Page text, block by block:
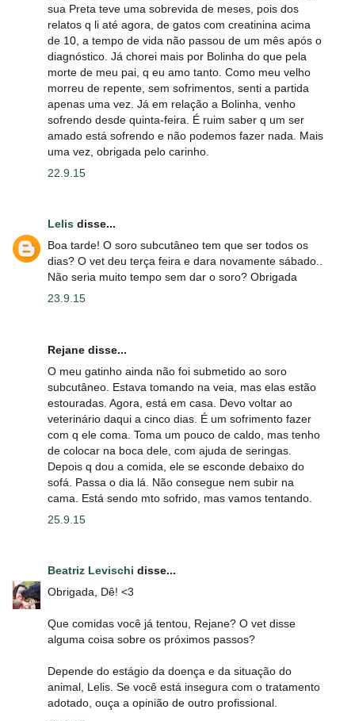
sua Preta teve uma sobrevida de meses, pois dos
relatos q li até agora, de gatos com creatinina acima
de 10, a tempo de vida não passou de um mês após o
diagnóstico. Já chorei mais por Bolinha do que pela
morte de meu pai, q eu amo tanto. Como meu velho
morreu de repente, sem sofrimentos, senti a partida
apenas uma vez. Já em relação a Bolinha, venho
sofrendo desde quinta-feira. É ruim saber q um ser
amado está sofrendo e não podemos fazer nada. Mais
uma vez, obrigada pelo carinho.
22.9.15
Lelis disse...
Boa tarde! O soro subcutâneo tem que ser todos os
dias? O vet deu terça feira e dara novamente sábado..
Não seria muito tempo sem dar o soro? Obrigada
23.9.15
Rejane disse...
O meu gatinho ainda não foi submetido ao soro
subcutâneo. Estava tomando na veia, mas elas estão
estouradas. Agora, está em casa. Devo voltar ao
veterinário daqui a cinco dias. É um sofrimento fazer
com q ele coma. Toma um pouco de caldo, mas tenho
de colocar na boca dele, com ajuda de seringas.
Depois q dou a comida, ele se esconde debaixo do
sofá. Passa o dia lá. Não consegue nem subir na
cama. Está sendo mto sofrido, mas vamos tentando.
25.9.15
Beatriz Levischi disse...
Obrigada, Dê! <3
Que comidas você já tentou, Rejane? O vet disse
alguma coisa sobre os próximos passos?
Depende do estágio da doença e da situação do
animal, Lelis. Se você está insegura com o tratamento
adotado, ouça a opinião de outro profissional.